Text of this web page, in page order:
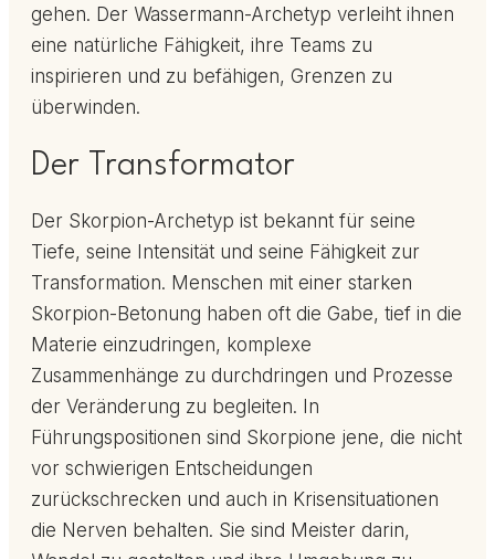
gehen. Der Wassermann-Archetyp verleiht ihnen
eine natürliche Fähigkeit, ihre Teams zu
inspirieren und zu befähigen, Grenzen zu
überwinden.
Der Transformator
Der Skorpion-Archetyp ist bekannt für seine
Tiefe, seine Intensität und seine Fähigkeit zur
Transformation. Menschen mit einer starken
Skorpion-Betonung haben oft die Gabe, tief in die
Materie einzudringen, komplexe
Zusammenhänge zu durchdringen und Prozesse
der Veränderung zu begleiten. In
Führungspositionen sind Skorpione jene, die nicht
vor schwierigen Entscheidungen
zurückschrecken und auch in Krisensituationen
die Nerven behalten. Sie sind Meister darin,